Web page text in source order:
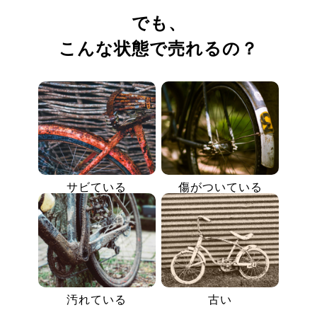
でも、
こんな状態で売れるの？
サビている 傷がついている
汚れている 古い